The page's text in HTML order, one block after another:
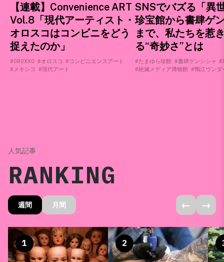
【連載】Convenience ART
Vol.8「現代アーティスト・
オロスコはコンビニをどう
捉えたのか」
#OROXXO #オロスコ #コンビニエンスアート
#メキシコ #現代アート
SNSでバズる「異
珍宝館から書肆ゲ
まで、私たちを惹
る“奇妙さ”とは
#たまゆら珍館 #書肆ゲンシシャ #
#絶滅メディア博物館 #鴨江ヴンダ
人気記事
RANKING
週間 月間 ← →
1 2